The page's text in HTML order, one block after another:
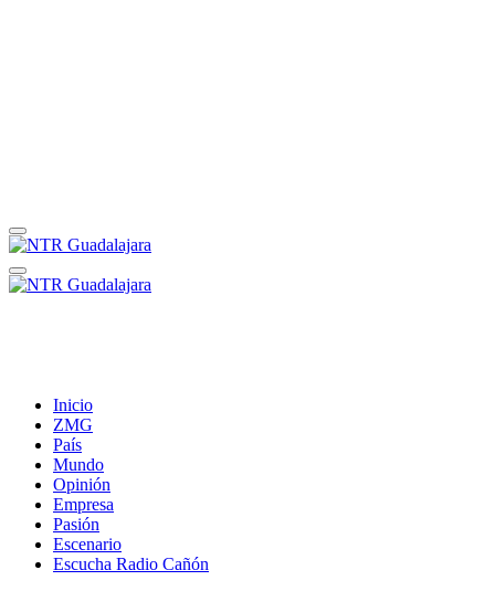
Inicio
ZMG
País
Mundo
Opinión
Empresa
Pasión
Escenario
Escucha Radio Cañón